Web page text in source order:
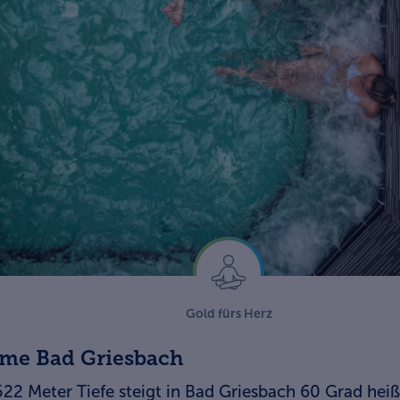
Gold fürs Herz
Bad Griesbach
Meter Tiefe steigt in Bad Griesbach 60 Grad